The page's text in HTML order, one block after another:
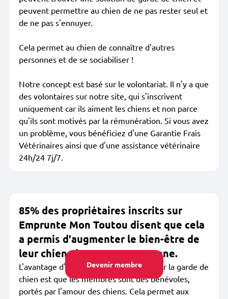
Devenir membre
peuvent permettre au chien de ne pas rester seul et
de ne pas s'ennuyer.
Cela permet au chien de connaître d'autres
personnes et de se sociabiliser !
Notre concept est basé sur le volontariat. Il n'y a que
des volontaires sur notre site, qui s'inscrivent
uniquement car ils aiment les chiens et non parce
qu'ils sont motivés par la rémunération. Si vous avez
un problème, vous bénéficiez d'une Garantie Frais
Vétérinaires ainsi que d'une assistance vétérinaire
24h/24 7j/7.
85% des propriétaires inscrits sur
Emprunte Mon Toutou disent que cela
a permis d'augmenter le bien-être de
leur chien, de +50% en moyenne.
L'avantage d'Emprunte Mon Toutou pour la garde de
chien est que les membres sont des bénévoles,
portés par l'amour des chiens. Cela permet aux